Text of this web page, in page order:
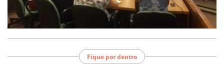
Fique por dentro